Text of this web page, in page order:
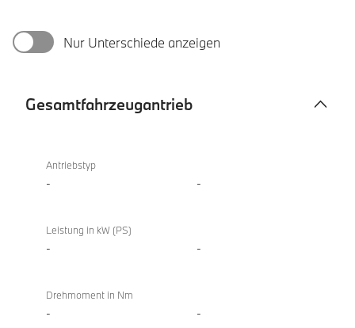
Nur Unterschiede anzeigen
Gesamtfahrzeugantrieb
Antriebstyp
- -
Leistung in kW (PS)
- -
Drehmoment in Nm
- -